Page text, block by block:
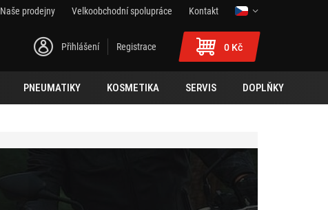
Naše prodejny Velkoobchodní spolupráce
Kontakt
Přihlášení Registrace 0 Kč
PNEUMATIKY KOSMETIKA SERVIS DOPLŇKY